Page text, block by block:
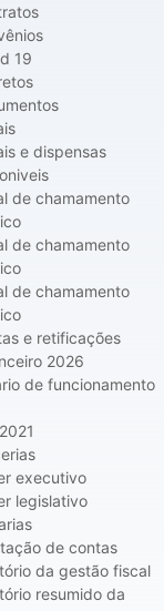
19
e dispensas
de chamamento
de chamamento
de chamamento
e retificações
2026
de funcionamento
executivo
legislativo
de contas
da gestão fiscal
resumido da